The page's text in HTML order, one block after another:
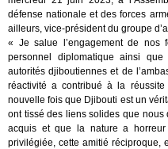
défense nationale et des forces
ailleurs, vice-président du groupe
« Je salue l’engagement de nos
personnel diplomatique ainsi
autorités djiboutiennes et de
réactivité a contribué à la réussite
nouvelle fois que Djibouti est un
ont tissé des liens solides que nous
acquis et que la nature a
privilégiée, cette amitié réciproque,